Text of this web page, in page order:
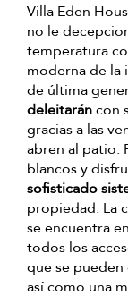
Villa Eden
no le
temperatura
moderna de la
de última
deleitaráncon
gracias a las
abren al patio.
blancos y
sofisticado
propiedad. La
se encuentra
todos los
que se pueden
así como una